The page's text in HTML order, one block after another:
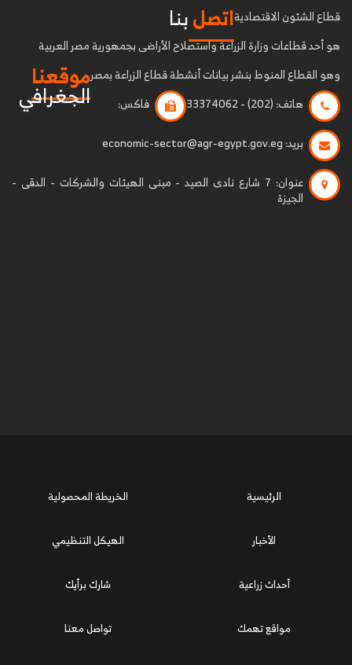
قطاع الشئون الاقتصادية
هو أحد قطاعات وزارة الزراعة واستصلاح الأراضى بجمهورية مصر العربية
وهو القطاع المنوط بنشر بيانات أنشطة قطاع الزراعة بمصر
اتصلبنا
هاتف: (202) - 33374062
فاكس:
بريد:
عنوان:
7 شارع نادى الصيد - مبنى الهيئات والشركات - الدقى -
الجيزة
موقعنا
الجغرافي
الرئيسية الخريطة المحصولية
الأخبار الهيكل التنظيمي
أحداث زراعية شارك برأيك
مواقع تهمك تواصل معنا